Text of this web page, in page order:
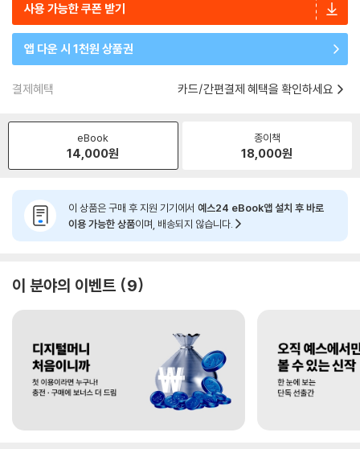
사용 가능한 쿠폰 받기
앱 다운 시 1천원 상품권
결제혜택 카드/간편결제 혜택을 확인하세요
eBook
14,000원
종이책
18,000원
이 상품은 구매 후 지원 기기에서 예스24 eBook앱 설치 후 바로
이용 가능한 상품이며, 배송되지 않습니다.
이 분야의 이벤트 9